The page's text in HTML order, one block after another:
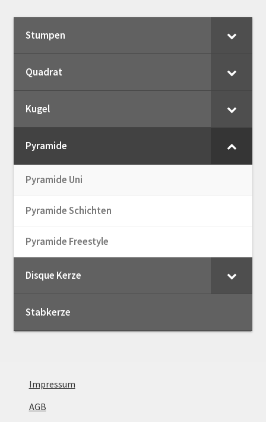
Stumpen
Quadrat
Kugel
Pyramide
Pyramide Uni
Pyramide Schichten
Pyramide Freestyle
Disque Kerze
Stabkerze
Impressum
AGB